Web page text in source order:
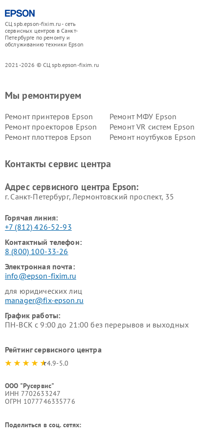
СЦ spb.epson-fixim.ru - сеть
сервисных центров в Санкт-
Петербурге по ремонту и
обслуживанию техники Epson
2021-2026 © СЦ spb.epson-fixim.ru
Мы ремонтируем
Ремонт принтеров Epson
Ремонт МФУ Epson
Ремонт проекторов Epson
Ремонт VR систем Epson
Ремонт плоттеров Epson
Ремонт ноутбуков Epson
Контакты сервис центра
Адрес сервисного центра Epson:
г. Санкт-Петербург, Лермонтовский проспект, 35
Горячая линия:
+7 (812) 426-52-93
Контактный телефон:
8 (800) 100-33-26
Электронная почта:
info@epson-fixim.ru
для юридических лиц
manager@fix-epson.ru
График работы:
ПН-ВСК с 9:00 до 21:00 без перерывов и выходных
Рейтинг сервисного центра
4.9-5.0
ООО "Русервис"
ИНН 7702633247
ОГРН 1077746335776
Поделиться в соц. сетях: